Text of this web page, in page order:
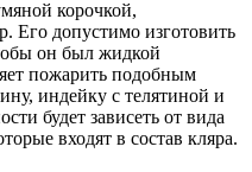
корочкой,
Его допустимо изготовить
он был жидкой
пожарить подобным
индейку с телятиной и
будет зависеть от вида
входят в состав кляра.